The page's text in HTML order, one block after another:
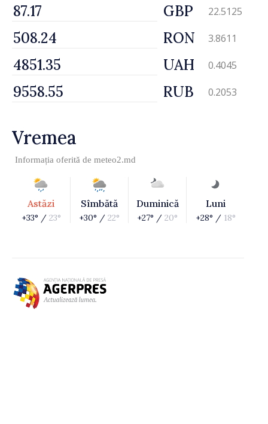
GBP 22.5125
RON 3.8611
UAH 0.4045
RUB 0.2053
Vremea
Informația oferită de meteo2.md
Astăzi
+33° / 23°
Sîmbătă
+30° / 22°
Duminică
+27° / 20°
Luni
+28° / 18°